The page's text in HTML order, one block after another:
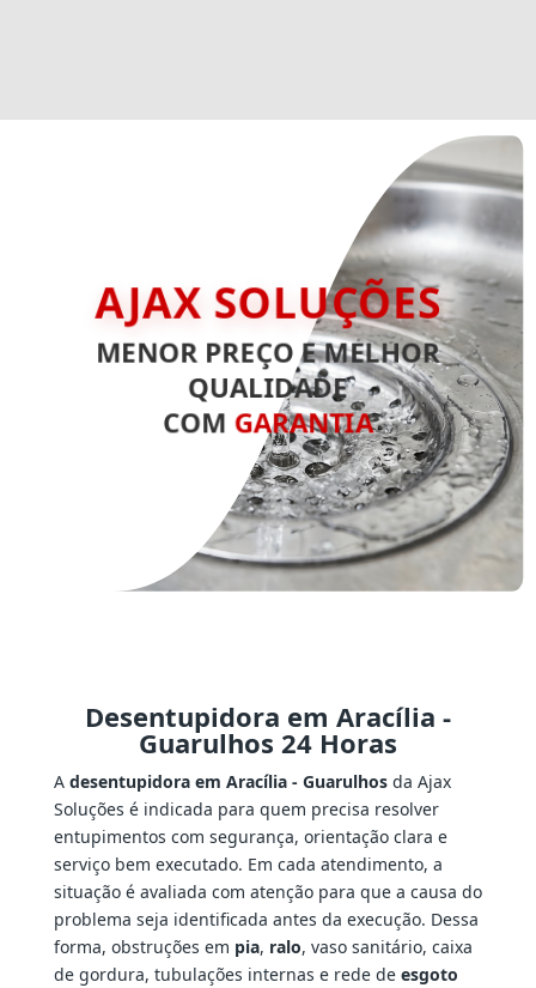
AJAX SOLUÇÕES
MENOR PREÇO E MELHOR
QUALIDADE
COM GARANTIA
Desentupidora em Aracília -
Guarulhos 24 Horas
A desentupidora em Aracília - Guarulhosda Ajax
Soluções é indicada para quem precisa resolver
entupimentos com segurança, orientação clara e
serviço bem executado. Em cada atendimento, a
situação é avaliada com atenção para que a causa do
problema seja identificada antes da execução. Dessa
forma, obstruções em pia, ralo, vaso sanitário, caixa
de gordura, tubulações internas e rede de esgoto